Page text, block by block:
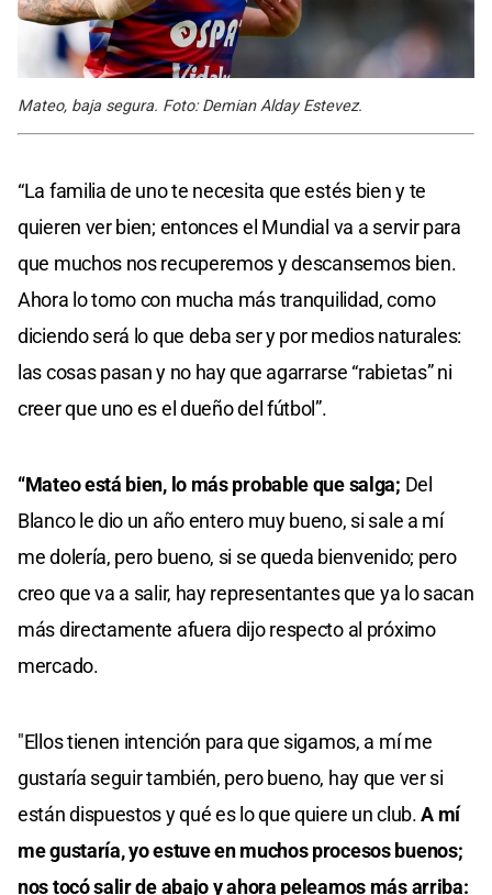
Mateo, baja segura. Foto: Demian Alday Estevez.
“La familia de uno te necesita que estés bien y te
quieren ver bien; entonces el Mundial va a servir para
que muchos nos recuperemos y descansemos bien.
Ahora lo tomo con mucha más tranquilidad, como
diciendo será lo que deba ser y por medios naturales:
las cosas pasan y no hay que agarrarse “rabietas” ni
creer que uno es el dueño del fútbol”.
“Mateo está bien, lo más probable que salga; Del
Blanco le dio un año entero muy bueno, si sale a mí
me dolería, pero bueno, si se queda bienvenido; pero
creo que va a salir, hay representantes que ya lo sacan
más directamente afuera dijo respecto al próximo
mercado.
"Ellos tienen intención para que sigamos, a mí me
gustaría seguir también, pero bueno, hay que ver si
están dispuestos y qué es lo que quiere un club.A mí
me gustaría, yo estuve en muchos procesos buenos;
nos tocó salir de abajo y ahora peleamos más arriba: